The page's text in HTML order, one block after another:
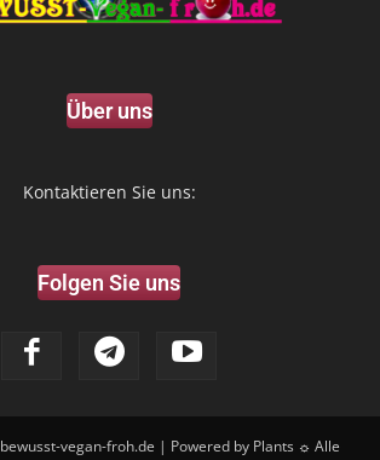
Über uns
Kontaktieren Sie uns:
Folgen Sie uns
bewusst-vegan-froh.de | Powered by Plants ☼ Alle